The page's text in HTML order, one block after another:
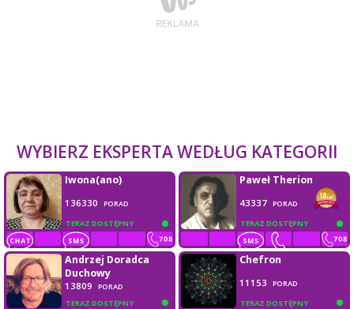
WYBIERZ EKSPERTA WEDŁUG KATEGORII
TERAZ DOSTĘPNY
Iwona(ano)
136330
PORAD
TERAZ DOSTĘPNY
Paweł Therion
43337 PORAD
TERAZ DOSTĘPNY
Andrzej Doradca
Duchowy
13809
PORAD
TERAZ DOSTĘPNY
Chefron
11153 PORAD